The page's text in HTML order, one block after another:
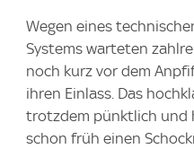
Wegen eines
Systems warteten
noch kurz vor dem
ihren Einlass. Das
trotzdem pünktlich und
schon früh einen